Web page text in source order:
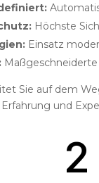
Höchste
Einsatz
Sie auf dem
und
2